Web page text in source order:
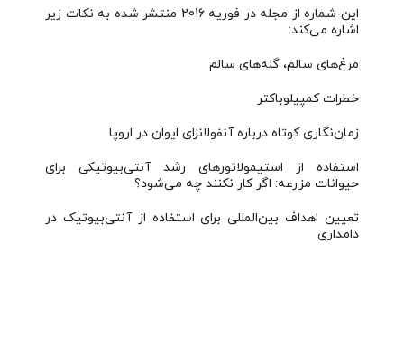
این شماره از مجله در فوریه 2016 منتشر شده به نکات زیر
اشاره می‌کند:
مرغ‌های سالم، گله‌های سالم
خطرات کمپیلوباکتر
زمان‌نگاری کوتاه درباره آنفولانزای ایوان در اروپا
استفاده از استیمولاتورهای رشد آنتی‌بیوتیکی برای
حیوانات مزرعه: اگر کار نکنند چه می‌شود؟
تعیین اهداف بین‌المللی برای استفاده از آنتی‌بیوتیک در
دامداری